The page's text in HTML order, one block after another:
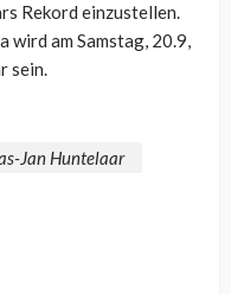
Rekord einzustellen.
wird am Samstag, 20.9,
sein.
Jan Huntelaar